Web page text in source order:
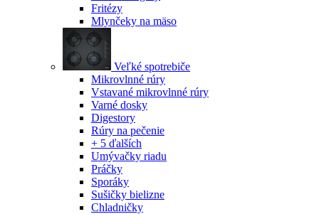
Fritézy
Mlynčeky na mäso
Veľké spotrebiče
Mikrovlnné rúry
Vstavané mikrovlnné rúry
Varné dosky
Digestory
Rúry na pečenie
+ 5 ďalších
Umývačky riadu
Práčky
Sporáky
Sušičky bielizne
Chladničky